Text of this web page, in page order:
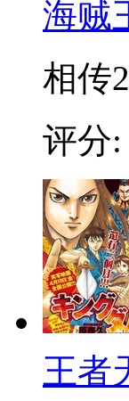
海贼
相传
评分:
王者